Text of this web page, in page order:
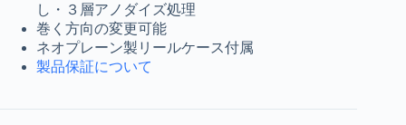
し・３層アノダイズ処理
巻く方向の変更可能
ネオプレーン製リールケース付属
製品保証について